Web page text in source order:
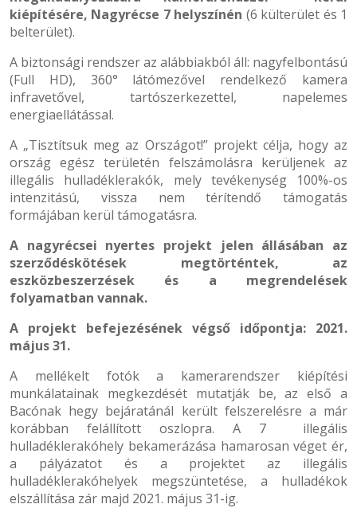
kiépítésére, Nagyrécse 7 helyszínén (6 külterület és 1
belterület).
A biztonsági rendszer az alábbiakból áll: nagyfelbontású
(Full HD), 360° látómezővel rendelkező kamera
infravetővel, tartószerkezettel, napelemes
energiaellátással.
A „Tisztítsuk meg az Országot!” projekt célja, hogy az
ország egész területén felszámolásra kerüljenek az
illegális hulladéklerakók, mely tevékenység 100%-os
intenzitású, vissza nem térítendő támogatás
formájában kerül támogatásra.
A nagyrécsei nyertes projekt jelen állásában az
szerződéskötések megtörténtek, az
eszközbeszerzések és a megrendelések
folyamatban vannak.
A projekt befejezésének végső időpontja: 2021.
május 31.
A mellékelt fotók a kamerarendszer kiépítési
munkálatainak megkezdését mutatják be, az első a
Bacónak hegy bejáratánál került felszerelésre a már
korábban felállított oszlopra. A 7 illegális
hulladéklerakóhely bekamerázása hamarosan véget ér,
a pályázatot és a projektet az illegális
hulladéklerakóhelyek megszüntetése, a hulladékok
elszállítása zár majd 2021. május 31-ig.